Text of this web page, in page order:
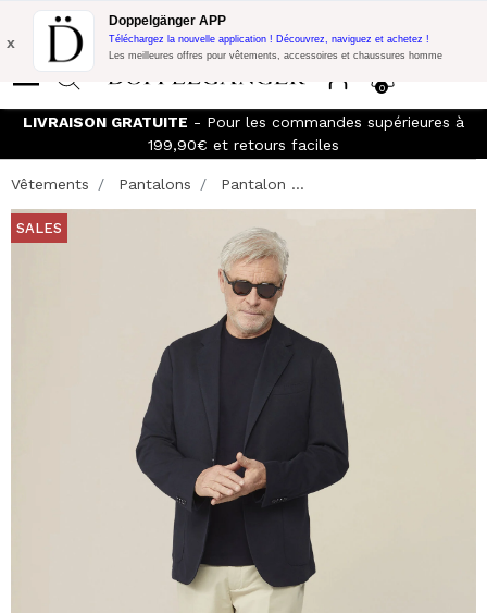
Promo Flash: 10% de réduction supplémentaire sur 300€ d'achat
avec le code:
0
x
Doppelgänger APP
Téléchargez la nouvelle application ! Découvrez, naviguez et achetez !
Les meilleures offres pour vêtements, accessoires et chaussures homme
LIVRAISON GRATUITE - Pour les commandes supérieures à
199,90€ et retours faciles
Vêtements Pantalons Pantalon ...
SALES